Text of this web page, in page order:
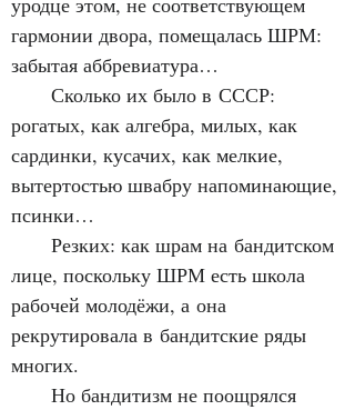
гармонии двора, помещалась ШРМ:
забытая аббревиатура…
Сколько их было в СССР:
рогатых, как алгебра, милых, как
сардинки, кусачих, как мелкие,
вытертостью швабру напоминающие,
псинки…
Резких: как шрам на бандитском
лице, поскольку ШРМ есть школа
рабочей молодёжи, а она
рекрутировала в бандитские ряды
многих.
Но бандитизм не поощрялся